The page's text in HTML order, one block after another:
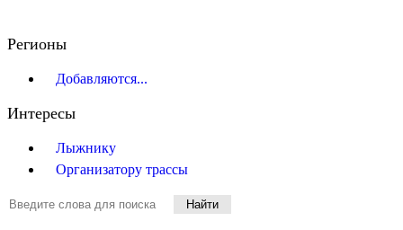
Регионы
Добавляются...
Интересы
Лыжнику
Организатору трассы
Найти